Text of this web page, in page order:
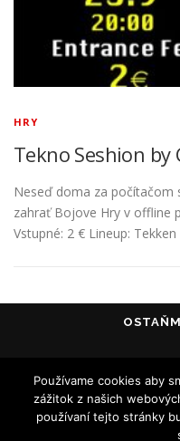
HRY
Tekno Seshion by
Neseď doma za počítačom
zahrať Bojove Hry v offline
Vstupné: 2 € Lineup:
Používame cookies aby
zážitok z našich
používaní tejto stránky